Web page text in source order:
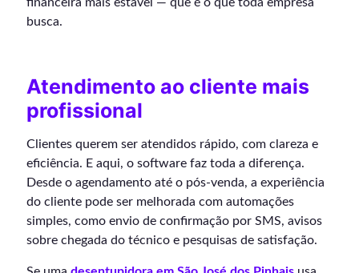
busca.
Atendimento ao cliente mais
profissional
Clientes querem ser atendidos rápido, com clareza e
eficiência. E aqui, o software faz toda a diferença.
Desde o agendamento até o pós-venda, a experiência
do cliente pode ser melhorada com automações
simples, como envio de confirmação por SMS, avisos
sobre chegada do técnico e pesquisas de satisfação.